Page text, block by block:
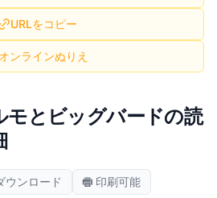
URLをコピー
オンラインぬりえ
モとビッグバードの読
ウンロード 印刷可能